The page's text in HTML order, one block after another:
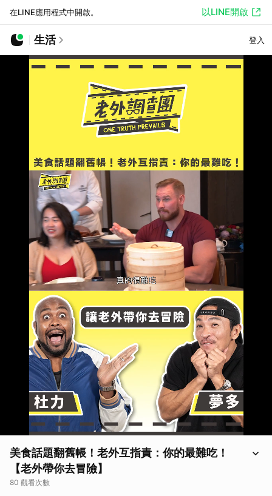
在LINE應用程式中開啟。 以LINE開啟
生活 登入
美食話題翻舊帳！老外互指責：你的最難吃！
【老外帶你去冒險】
80 觀看次數